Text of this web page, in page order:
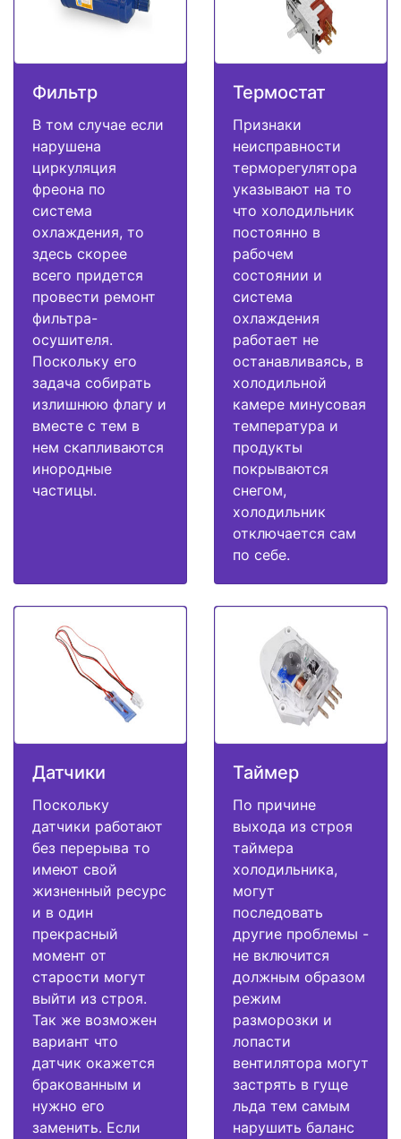
Фильтр
В том случае если
нарушена
циркуляция
фреона по
система
охлаждения, то
здесь скорее
всего придется
провести ремонт
фильтра-
осушителя.
Поскольку его
задача собирать
излишнюю флагу и
вместе с тем в
нем скапливаются
инородные
частицы.
Термостат
Признаки
неисправности
терморегулятора
указывают на то
что холодильник
постоянно в
рабочем
состоянии и
система
охлаждения
работает не
останавливаясь, в
холодильной
камере минусовая
температура и
продукты
покрываются
снегом,
холодильник
отключается сам
по себе.
Датчики
Поскольку
датчики работают
без перерыва то
имеют свой
жизненный ресурс
и в один
прекрасный
момент от
старости могут
выйти из строя.
Так же возможен
вариант что
датчик окажется
бракованным и
нужно его
заменить. Если
Таймер
По причине
выхода из строя
таймера
холодильника,
могут
последовать
другие проблемы -
не включится
должным образом
режим
разморозки и
лопасти
вентилятора могут
застрять в гуще
льда тем самым
нарушить баланс